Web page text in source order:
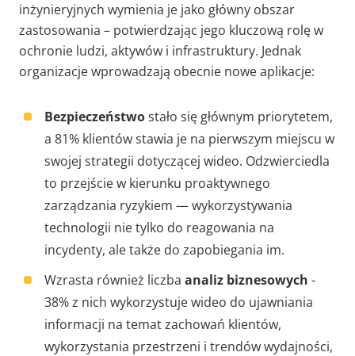
inżynieryjnych wymienia je jako główny obszar
zastosowania – potwierdzając jego kluczową rolę w
ochronie ludzi, aktywów i infrastruktury. Jednak
organizacje wprowadzają obecnie nowe aplikacje:
Bezpieczeństwostało się głównym priorytetem,
a 81% klientów stawia je na pierwszym miejscu w
swojej strategii dotyczącej wideo. Odzwierciedla
to przejście w kierunku proaktywnego
zarządzania ryzykiem — wykorzystywania
technologii nie tylko do reagowania na
incydenty, ale także do zapobiegania im.
Wzrasta również liczba analiz biznesowych -
38% z nich wykorzystuje wideo do ujawniania
informacji na temat zachowań klientów,
wykorzystania przestrzeni i trendów wydajności,